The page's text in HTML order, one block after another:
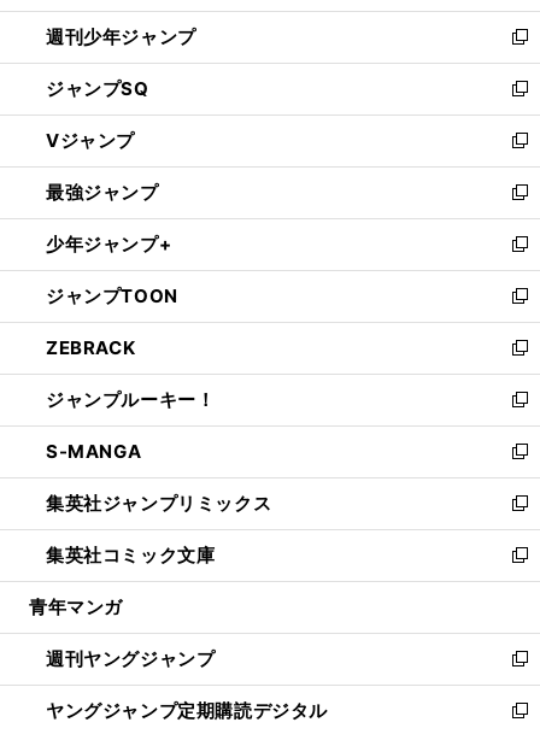
開
く
週刊少年ジャンプ
新
し
い
ウ
ィ
ン
ド
ウ
で
開
く
ジャンプSQ
新
し
い
ウ
ィ
ン
ド
ウ
で
開
く
Vジャンプ
新
し
い
ウ
ィ
ン
ド
ウ
で
開
く
最強ジャンプ
新
し
い
ウ
ィ
ン
ド
ウ
で
開
く
少年ジャンプ+
新
し
い
ウ
ィ
ン
ド
ウ
で
開
く
ジャンプTOON
新
し
い
ウ
ィ
ン
ド
ウ
で
開
く
ZEBRACK
新
し
い
ウ
ィ
ン
ド
ウ
で
開
ジャンプルーキー！
新
し
い
ウ
ィ
ン
ド
ウ
開
く
S-MANGA
新
し
い
ウ
ィ
ン
ウ
で
開
く
集英社ジャンプリミックス
新
し
い
ウ
ン
ド
ウ
で
集英社コミック文庫
新
し
ウ
ィ
ン
ド
青年マンガ
週刊ヤングジャンプ
新
し
い
ヤングジャンプ定期購読デジタル
新